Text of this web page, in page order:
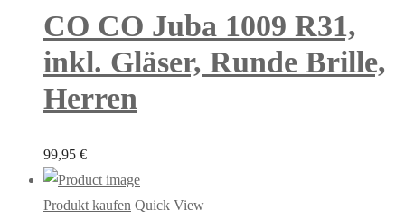
CO CO Juba 1009 R31,
inkl. Gläser, Runde Brille,
Herren
99,95 €
Produkt kaufen Quick View